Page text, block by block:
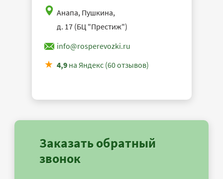
Анапа, Пушкина,
д. 17 (БЦ "Престиж")
info@rosperevozki.ru
4,9на Яндекс (60 отзывов)
Заказать обратный
звонок